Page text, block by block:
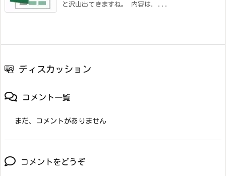
と沢山出てきますね。 内容は. ...
ディスカッション
コメント一覧
まだ、コメントがありません
コメントをどうぞ